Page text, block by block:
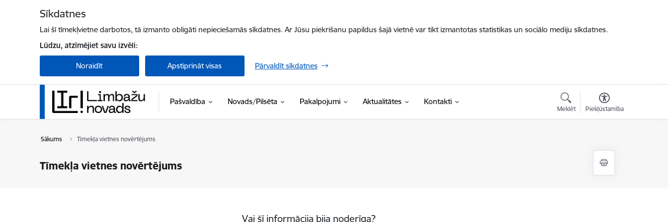
Sīkdatnes
Lai šī tīmekļvietne darbotos, tā izmanto obligāti nepieciešamās sīkdatnes. Ar Jūsu piekrišanu papildus šajā vietnē var tikt izmantotas statistikas un sociālo mediju sīkdatnes.
Lūdzu, atzīmējiet savu izvēli:
Noraidīt Apstiprināt visas Pārvaldīt sīkdatnes
Pašvaldība Novads/Pilsēta Pakalpojumi Aktualitātes Kontakti
Meklēt Piekļūstamība
Sākums Tīmekļa vietnes novērtējums
Tīmekļa vietnes novērtējums
Vai šī informācija bija noderīga?